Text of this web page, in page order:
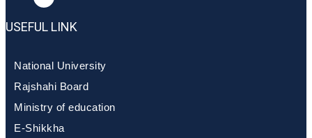
USEFUL LINK
National University
Rajshahi Board
Ministry of education
E-Shikkha